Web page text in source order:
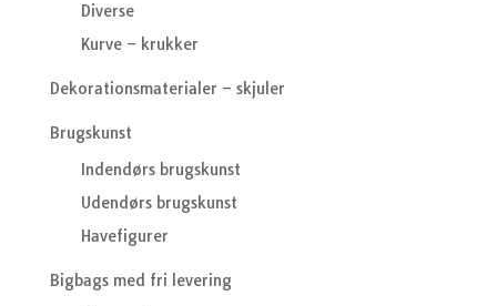
Diverse
Kurve – krukker
Dekorationsmaterialer – skjuler
Brugskunst
Indendørs brugskunst
Udendørs brugskunst
Havefigurer
Bigbags med fri levering